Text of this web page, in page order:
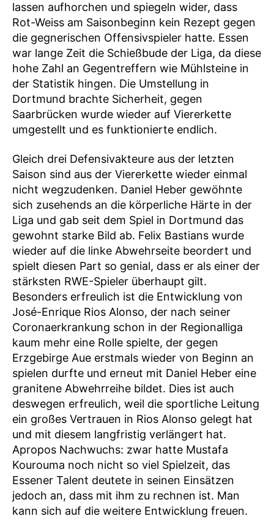
lassen aufhorchen und spiegeln wider, dass
Rot-Weiss am Saisonbeginn kein Rezept gegen
die gegnerischen Offensivspieler hatte. Essen
war lange Zeit die Schießbude der Liga, da diese
hohe Zahl an Gegentreffern wie Mühlsteine in
der Statistik hingen. Die Umstellung in
Dortmund brachte Sicherheit, gegen
Saarbrücken wurde wieder auf Viererkette
umgestellt und es funktionierte endlich.
Gleich drei Defensivakteure aus der letzten
Saison sind aus der Viererkette wieder einmal
nicht wegzudenken. Daniel Heber gewöhnte
sich zusehends an die körperliche Härte in der
Liga und gab seit dem Spiel in Dortmund das
gewohnt starke Bild ab. Felix Bastians wurde
wieder auf die linke Abwehrseite beordert und
spielt diesen Part so genial, dass er als einer der
stärksten RWE-Spieler überhaupt gilt.
Besonders erfreulich ist die Entwicklung von
José-Enrique Rios Alonso, der nach seiner
Coronaerkrankung schon in der Regionalliga
kaum mehr eine Rolle spielte, der gegen
Erzgebirge Aue erstmals wieder von Beginn an
spielen durfte und erneut mit Daniel Heber eine
granitene Abwehrreihe bildet. Dies ist auch
deswegen erfreulich, weil die sportliche Leitung
ein großes Vertrauen in Rios Alonso gelegt hat
und mit diesem langfristig verlängert hat.
Apropos Nachwuchs: zwar hatte Mustafa
Kourouma noch nicht so viel Spielzeit, das
Essener Talent deutete in seinen Einsätzen
jedoch an, dass mit ihm zu rechnen ist. Man
kann sich auf die weitere Entwicklung freuen.